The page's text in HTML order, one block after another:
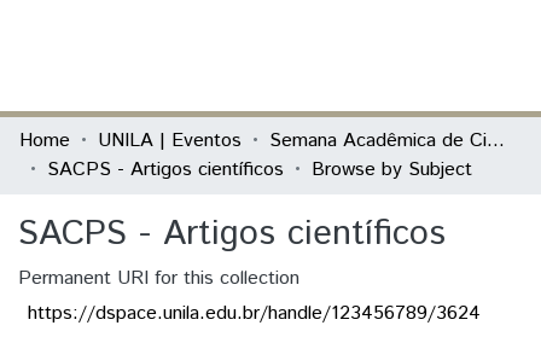
Communities & Collections
All of DSpace
Home UNILA | Eventos
Semana Acadêmica de Ciência Política e Sociologia (SACPS)
SACPS - Artigos científicos
Browse by Subject
SACPS - Artigos científicos
Permanent URI for this collection
https://dspace.unila.edu.br/handle/123456789/3624